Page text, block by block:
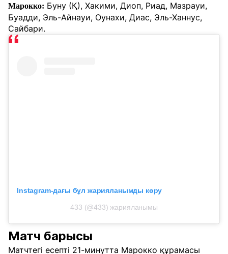
Марокко: Буну (Қ), Хакими, Диоп, Риад, Мазрауи,
Буадди, Эль-Айнауи, Оунахи, Диас, Эль-Ханнус,
Сайбари.
Instagram-дағы бұл жарияланымды көру
433 (@433) жарияланымы
Матч барысы
Матчтегі есепті 21-минутта Марокко құрамасы